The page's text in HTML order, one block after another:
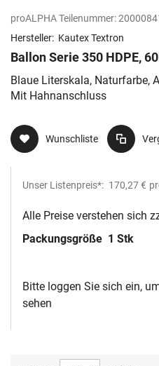
proALPHA Teilenummer:
Hersteller: Kautex Textron
Ballon Serie 350 HDPE,
Blaue Literskala, Naturfarbe,
Mit Hahnanschluss
Wunschliste
Unser Listenpreis*: 170,27 €
Alle Preise verstehen sich
Packungsgröße 1 Stk
Bitte loggen Sie sich ein,
sehen